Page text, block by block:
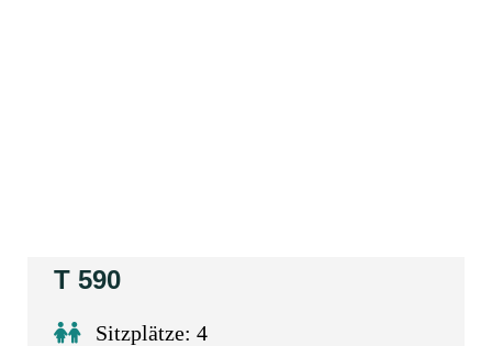
T 590
Sitzplätze: 4